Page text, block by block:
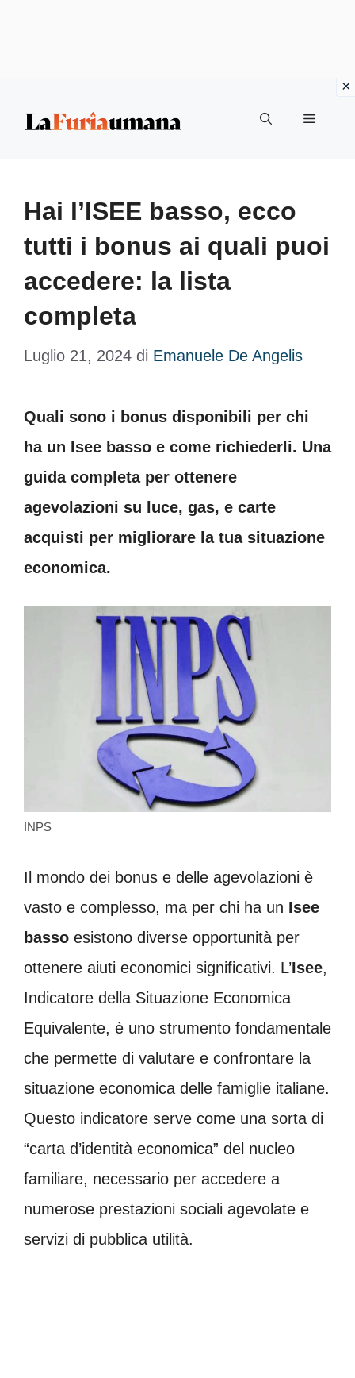
Menu
Hai l’ISEE basso, ecco
tutti i bonus ai quali puoi
accedere: la lista
completa
Luglio 21, 2024 di Emanuele De Angelis
Quali sono i bonus disponibili per chi
ha un Isee basso e come richiederli. Una
guida completa per ottenere
agevolazioni su luce, gas, e carte
acquisti per migliorare la tua situazione
economica.
INPS
Il mondo dei bonus e delle agevolazioni è
vasto e complesso, ma per chi ha un Isee
basso esistono diverse opportunità per
ottenere aiuti economici significativi. L’Isee,
Indicatore della Situazione Economica
Equivalente, è uno strumento fondamentale
che permette di valutare e confrontare la
situazione economica delle famiglie italiane.
Questo indicatore serve come una sorta di
“carta d’identità economica” del nucleo
familiare, necessario per accedere a
numerose prestazioni sociali agevolate e
servizi di pubblica utilità.